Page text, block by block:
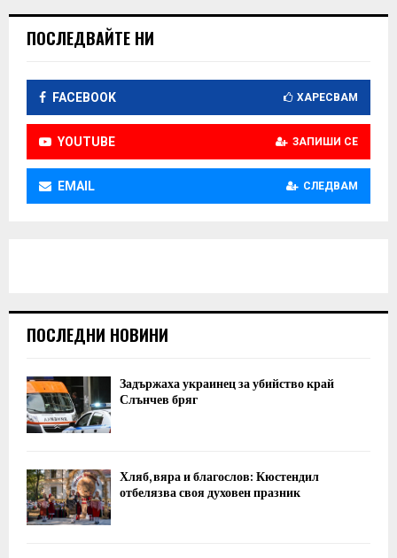
ПОСЛЕДВАЙТЕ НИ
FACEBOOK ХАРЕСВАМ
YOUTUBE ЗАПИШИ СЕ
EMAIL СЛЕДВАМ
ПОСЛЕДНИ НОВИНИ
Задържаха украинец за убийство край
Слънчев бряг
Хляб, вяра и благослов: Кюстендил
отбелязва своя духовен празник